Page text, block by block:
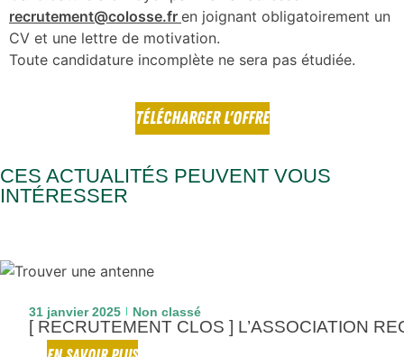
recrutement@colosse.fr en joignant obligatoirement un
CV et une lettre de motivation.
Toute candidature incomplète ne sera pas étudiée.
TÉLÉCHARGER L'OFFRE
CES ACTUALITÉS PEUVENT VOUS
INTÉRESSER
31 janvier 2025 Non classé
[ RECRUTEMENT CLOS ] L’ASSOCIATION